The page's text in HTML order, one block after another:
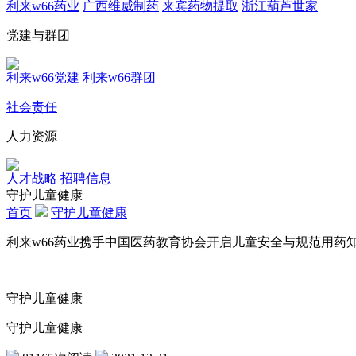
利来w66药业 广西维威制药 来宾药物提取 浙江葫芦世家
党建与群团
利来w66党建 利来w66群团
社会责任
人力资源
人才战略 招聘信息
守护儿童健康
首页
守护儿童健康
利来w66药业携手中国医药教育协会开启儿童安全与规范用药
守护儿童健康
守护儿童健康